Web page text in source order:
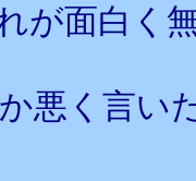
が面白く
悪く言い